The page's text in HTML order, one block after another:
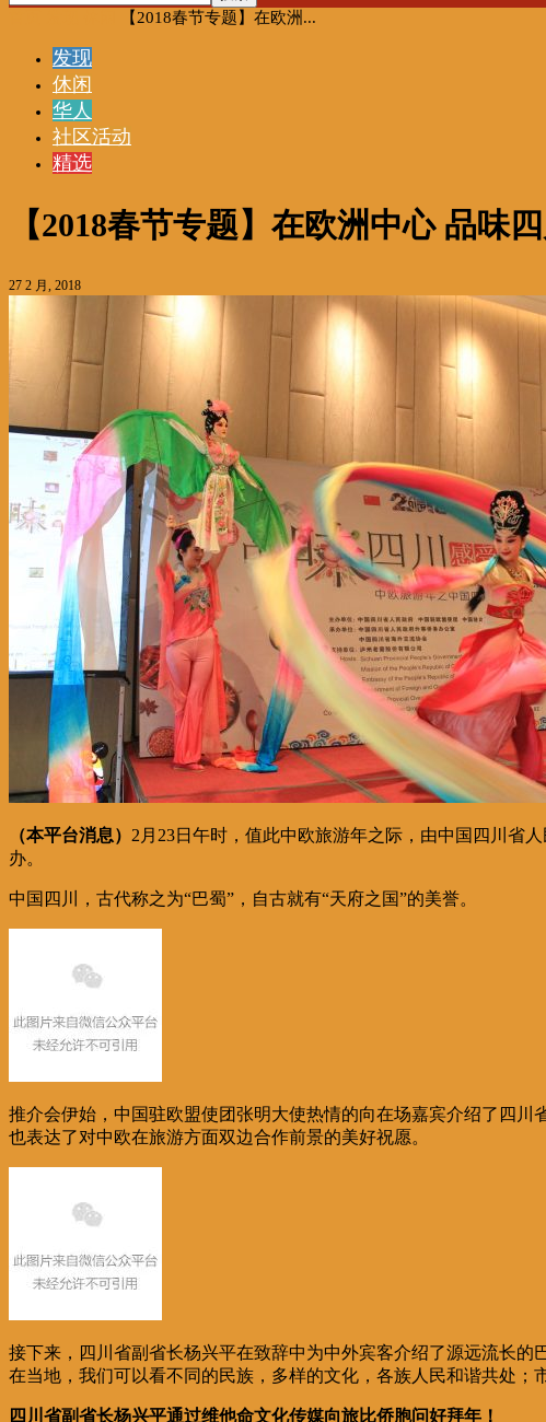
【2018春节专题】在欧洲...
发现
休闲
华人
社区活动
精选
【2018春节专题】在欧洲中心 品味四
27 2 月, 2018
（本平台消息） 2月23日午时，值此中欧旅游年之际，由中国四川省
办。
中国四川，古代称之为“巴蜀”，自古就有“天府之国”的美誉。
推介会伊始，中国驻欧盟使团张明大使热情的向在场嘉宾介绍了四
也表达了对中欧在旅游方面双边合作前景的美好祝愿。
接下来，四川省副省长杨兴平在致辞中为中外宾客介绍了源远流长
在当地，我们可以看不同的民族，多样的文化，各族人民和谐共处；
四川省副省长杨兴平通过维他命文化传媒向旅比侨胞问好拜年！